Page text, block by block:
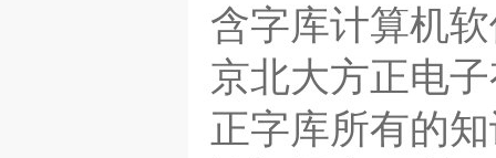
含字库计算机
京北大方正电
正字库所有的